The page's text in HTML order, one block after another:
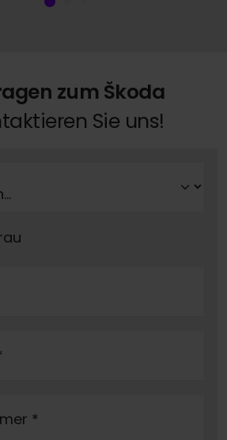
zum Škoda
Sie uns!
*